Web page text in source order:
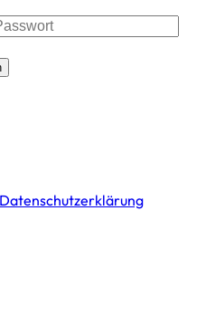
Datenschutzerklärung